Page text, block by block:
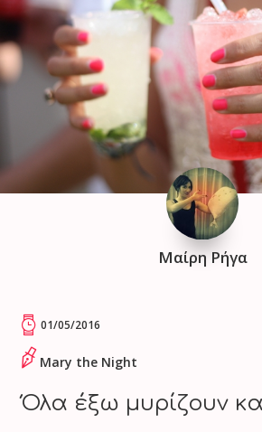
Μαίρη Ρήγα
01/05/2016
Mary the Night
Όλα έξω μυρίζουν